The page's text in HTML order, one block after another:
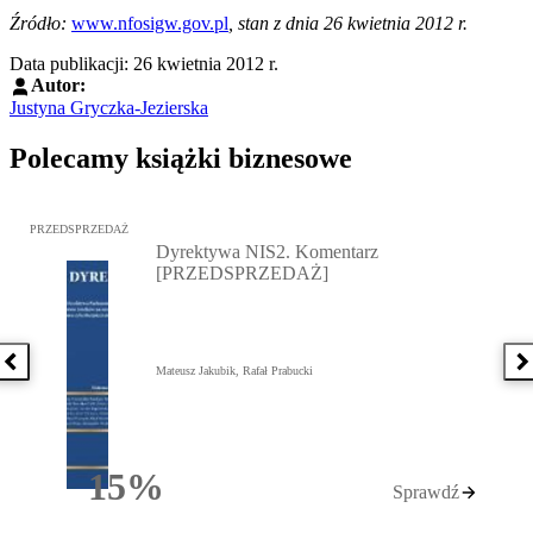
Źródło: www.nfosigw.gov.pl , stan z dnia 26 kwietnia 2012 r.
Data publikacji: 26 kwietnia 2012 r.
Autor:
Justyna Gryczka-Jezierska
Polecamy książki biznesowe
Poprzednia książka
Przejdź do: Dyrektywa NIS2. Komentarz [PRZEDSPRZEDAŻ],
PRZEDSPRZEDAŻ
15%Rabatu
Dyrektywa NIS2. Komentarz
[PRZEDSPRZEDAŻ]
Mateusz Jakubik, Rafał Prabucki
Sprawdź